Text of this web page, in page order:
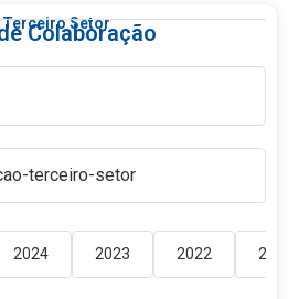
Setor
Colaboração
terceiro-setor
2024 2023 2022